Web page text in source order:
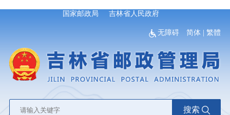
国家邮政局 吉林省人民政府
无障碍 简体 |繁體
搜索